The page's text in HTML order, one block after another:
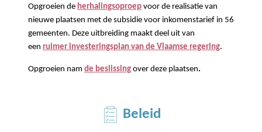
Opgroeien de herhalingsoproep voor de realisatie van
nieuwe plaatsen met de subsidie voor inkomenstarief in 56
gemeenten. Deze uitbreiding maakt deel uit van
een ruimer investeringsplan van de Vlaamse regering.
Opgroeien nam de beslissing over deze plaatsen.
Beleid